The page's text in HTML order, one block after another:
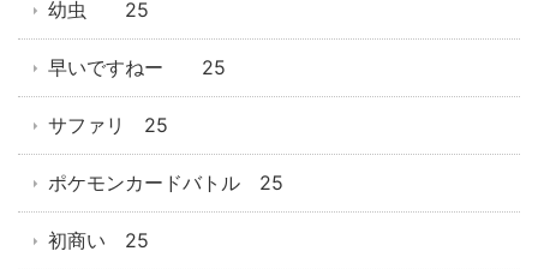
幼虫 25
早いですねー 25
サファリ 25
ポケモンカードバトル 25
初商い 25